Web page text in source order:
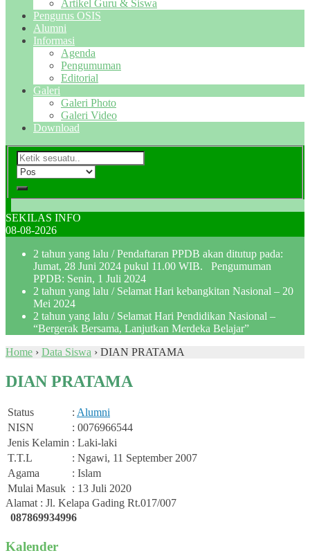
Artikel Guru & Siswa
Pengurus OSIS
Alumni
Informasi
Agenda
Pengumuman
Editorial
Galeri
Galeri Photo
Galeri Video
Download
SEKILAS INFO
08-08-2026
2 tahun yang lalu / Pendaftaran PPDB akan ditutup pada:
Jumat, 28 Juni 2024 pukul 11.00 WIB. Pengumuman
PPDB: Senin, 1 Juli 2024
2 tahun yang lalu / Selamat Hari kebangkitan Nasional – 20
Mei 2024
2 tahun yang lalu / Selamat Hari Pendidikan Nasional –
“Bergerak Bersama, Lanjutkan Merdeka Belajar”
Home › Data Siswa › DIAN PRATAMA
DIAN PRATAMA
Status : Alumni
NISN
: 0076966544
Jenis Kelamin : Laki-laki
T.T.L
: Ngawi, 11 September 2007
Agama
: Islam
Mulai Masuk : 13 Juli 2020
Alamat : Jl. Kelapa Gading Rt.017/007
087869934996
Kalender